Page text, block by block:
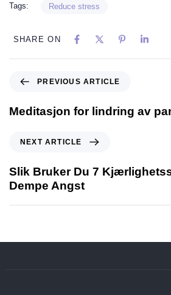
Tags: Reduce stress
SHARE ON
PREVIOUS ARTICLE
Meditasjon for lindring av
NEXT ARTICLE
Slik Bruker Du 7
Dempe Angst